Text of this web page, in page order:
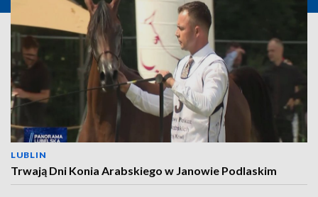
LUBLIN
Trwają Dni Konia Arabskiego w Janowie Podlaskim